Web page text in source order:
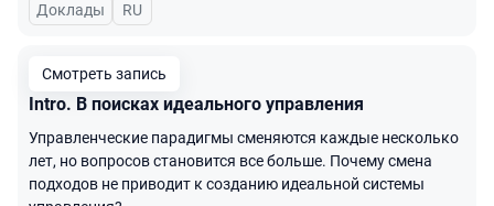
Доклады На русском языке
RU
Смотреть запись
Intro. В поисках идеального управления
Управленческие парадигмы сменяются каждые несколько
лет, но вопросов становится все больше. Почему смена
подходов не приводит к созданию идеальной системы